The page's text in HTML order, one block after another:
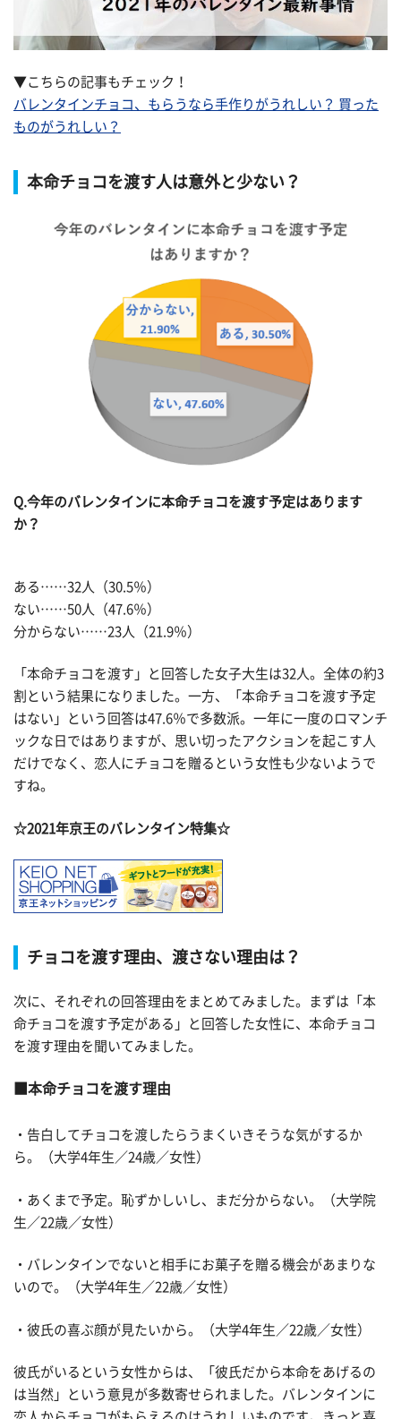
▼こちらの記事もチェック！
バレンタインチョコ、もらうなら手作りがうれしい？ 買った
ものがうれしい？
本命チョコを渡す人は意外と少ない？
Q.今年のバレンタインに本命チョコを渡す予定はあります
か？
ある……32人（30.5％）
ない……50人（47.6％）
分からない……23人（21.9％）
「本命チョコを渡す」と回答した女子大生は32人。全体の約3
割という結果になりました。一方、「本命チョコを渡す予定
はない」という回答は47.6％で多数派。一年に一度のロマンチ
ックな日ではありますが、思い切ったアクションを起こす人
だけでなく、恋人にチョコを贈るという女性も少ないようで
すね。
☆2021年京王のバレンタイン特集☆
チョコを渡す理由、渡さない理由は？
次に、それぞれの回答理由をまとめてみました。まずは「本
命チョコを渡す予定がある」と回答した女性に、本命チョコ
を渡す理由を聞いてみました。
本命チョコを渡す理由
・告白してチョコを渡したらうまくいきそうな気がするか
ら。（大学4年生／24歳／女性）
・あくまで予定。恥ずかしいし、まだ分からない。（大学院
生／22歳／女性）
・バレンタインでないと相手にお菓子を贈る機会があまりな
いので。（大学4年生／22歳／女性）
・彼氏の喜ぶ顔が見たいから。（大学4年生／22歳／女性）
彼氏がいるという女性からは、「彼氏だから本命をあげるの
は当然」という意見が多数寄せられました。バレンタインに